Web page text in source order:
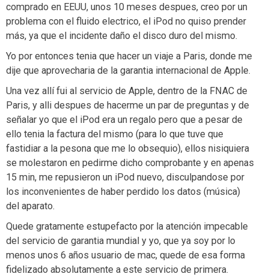
comprado en EEUU, unos 10 meses despues, creo por un
problema con el fluido electrico, el iPod no quiso prender
más, ya que el incidente daño el disco duro del mismo.
Yo por entonces tenia que hacer un viaje a Paris, donde me
dije que aprovecharia de la garantia internacional de Apple.
Una vez allí fui al servicio de Apple, dentro de la FNAC de
Paris, y alli despues de hacerme un par de preguntas y de
señalar yo que el iPod era un regalo pero que a pesar de
ello tenia la factura del mismo (para lo que tuve que
fastidiar a la pesona que me lo obsequio), ellos nisiquiera
se molestaron en pedirme dicho comprobante y en apenas
15 min, me repusieron un iPod nuevo, disculpandose por
los inconvenientes de haber perdido los datos (música)
del aparato.
Quede gratamente estupefacto por la atención impecable
del servicio de garantia mundial y yo, que ya soy por lo
menos unos 6 años usuario de mac, quede de esa forma
fidelizado absolutamente a este servicio de primera.